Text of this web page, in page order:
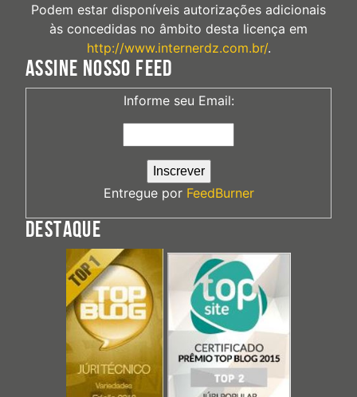
Podem estar disponíveis autorizações adicionais
às concedidas no âmbito desta licença em
http://www.internerdz.com.br/.
ASSINE NOSSO FEED
Informe seu Email:
Entregue por FeedBurner
DESTAQUE